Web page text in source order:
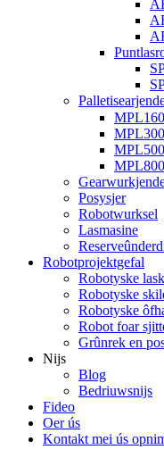
MPL160Ⅱ
Posysjer
Robotwurksel
Lasmasine
Robotprojektgefal
Robotyske
Robotyske
Robotyske
Robot foar
Grûnrek en
Nijs
Blog
Bedriuwsnijs
Fideo
Oer ús
Kontakt mei ús